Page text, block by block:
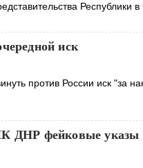
Республики
иск
против России иск "за
ДНР фейковые указы